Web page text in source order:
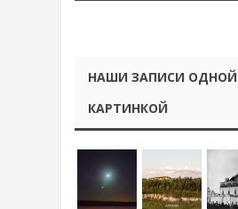
НАШИ ЗАПИСИ ОДНОЙ
КАРТИНКОЙ